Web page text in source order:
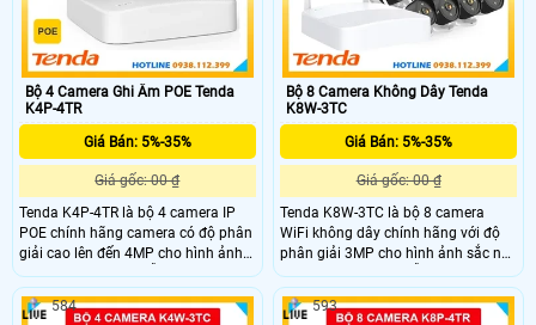
Bộ 4 Camera Ghi Âm POE Tenda
K4P-4TR
Giá Bán: 5%-35%
Giá gốc: 00 ₫
Tenda K4P-4TR là bộ 4 camera IP
POE chính hãng camera có độ phân
giải cao lên đến 4MP cho hình ảnh
sắc nét và chi tiết. Hỗ trợ hồng
ngoại ban đêm lên đến 50m và tích
hợp micro ghi âm tiện lợi. Camera
Bộ 8 Camera Không Dây Tenda
K8W-3TC
Giá Bán: 5%-35%
Giá gốc: 00 ₫
Tenda K8W-3TC là bộ 8 camera
WiFi không dây chính hãng với độ
phân giải 3MP cho hình ảnh sắc nét
và chi tiết. Camera hỗ trợ hồng
ngoại 30m kèm đèn trợ sáng, giúp
ghi hình ban đêm có màu rõ nét. Bộ
584 593